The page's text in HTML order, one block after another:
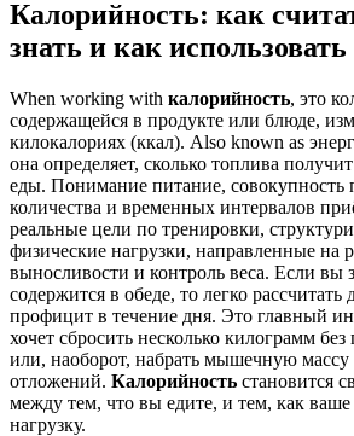
Калорийность: как
знать и как использовать
When working with калорийность, это
содержащейся в продукте или блюде,
килокалориях (ккал). Also known as
она определяет, сколько топлива
еды. Понимание питание, совокупность
количества и временных интервалов
реальные цели по тренировки,
физические нагрузки, направленные на
выносливости и контроль веса. Если вы
содержится в обеде, то легко
профицит в течение дня. Это главный
хочет сбросить несколько килограмм
или, наоборот, набрать мышечную
отложений. Калорийность становится
между тем, что вы едите, и тем, как ваше
нагрузку.